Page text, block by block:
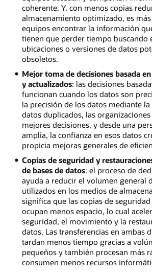
coherente. Y, con menos copias
almacenamiento optimizado, es
equipos encontrar la información
tienen que perder tiempo buscando
ubicaciones o versiones de datos
obsoletos.
Mejor toma de decisiones basada
y actualizados: las decisiones
funcionan cuando los datos son
la precisión de los datos mediante
datos duplicados, las
mejores decisiones, y desde una
amplia, la confianza en esos datos
propicia mejoras generales de
Copias de seguridad y
de bases de datos: el proceso de
ayuda a reducir el volumen general
utilizados en los medios de
significa que las copias de
ocupan menos espacio, lo cual
seguridad, el movimiento y la
datos. Las transferencias en ambas
tardan menos tiempo gracias a
pequeños y también procesan más
consumen menos recursos